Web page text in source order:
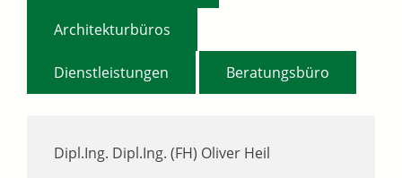
Dipl.Ing. Dipl.Ing. (FH) Oliver Heil
Architekturbüros
Dienstleistungen Beratungsbüro